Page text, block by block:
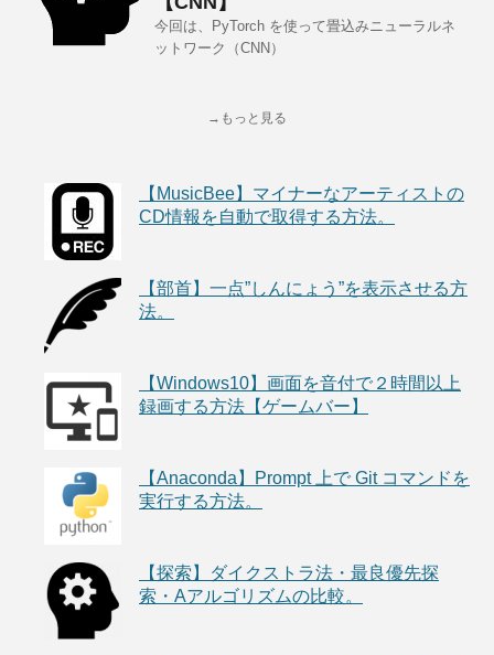
今回は、PyTorch を使って畳込みニューラルネ
ットワーク（CNN）
→もっと見る
【MusicBee】マイナーなアーティストの
CD情報を自動で取得する方法。
【部首】一点”しんにょう”を表示させる方
法。
【Windows10】画面を音付で２時間以上
録画する方法【ゲームバー】
【Anaconda】Prompt 上で Git コマンドを
実行する方法。
【探索】ダイクストラ法・最良優先探
索・Aアルゴリズムの比較。